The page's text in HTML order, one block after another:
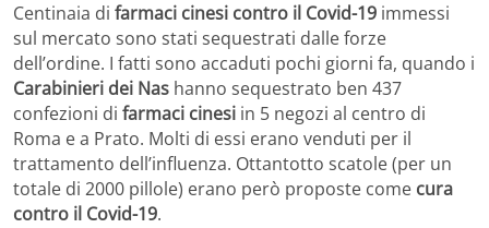
Centinaia di farmaci cinesi contro il Covid-19 immessi
sul mercato sono stati sequestrati dalle forze
dell’ordine. I fatti sono accaduti pochi giorni fa, quando i
Carabinieri dei Nas hanno sequestrato ben 437
confezioni di farmaci cinesi in 5 negozi al centro di
Roma e a Prato. Molti di essi erano venduti per il
trattamento dell’influenza. Ottantotto scatole (per un
totale di 2000 pillole) erano però proposte come cura
contro il Covid-19.